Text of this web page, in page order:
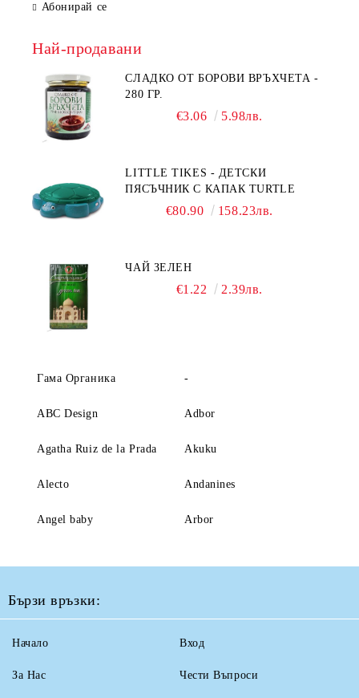
Абонирай се
Най-продавани
СЛАДКО ОТ БОРОВИ ВРЪХЧЕТА -
280 ГР.
€3.06 5.98лв.
LITTLE TIKES - ДЕТСКИ
ПЯСЪЧНИК С КАПАК TURTLE
€80.90 158.23лв.
ЧАЙ ЗЕЛЕН
€1.22 2.39лв.
Гама Органика -
ABC Design Adbor
Agatha Ruiz de la Prada Akuku
Alecto Andanines
Angel baby Arbor
Бързи връзки:
Начало
За Нас
Вход
Чести Въпроси